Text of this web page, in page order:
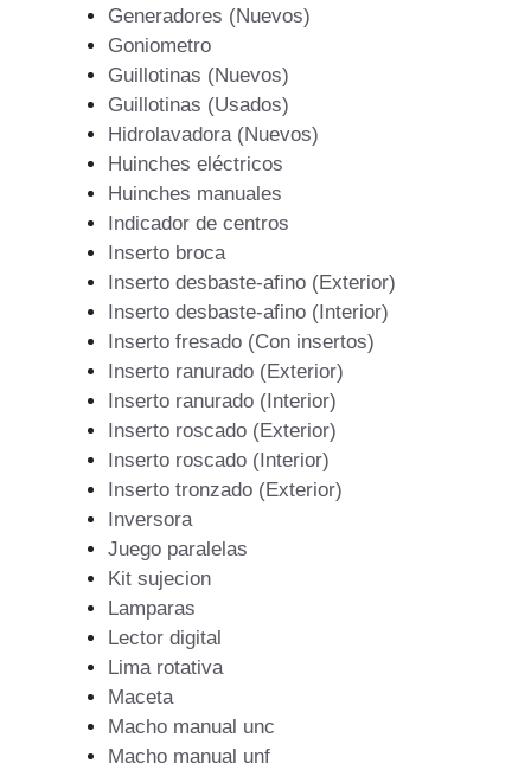
Generadores (Nuevos)
Goniometro
Guillotinas (Nuevos)
Guillotinas (Usados)
Hidrolavadora (Nuevos)
Huinches eléctricos
Huinches manuales
Indicador de centros
Inserto broca
Inserto desbaste-afino (Exterior)
Inserto desbaste-afino (Interior)
Inserto fresado (Con insertos)
Inserto ranurado (Exterior)
Inserto ranurado (Interior)
Inserto roscado (Exterior)
Inserto roscado (Interior)
Inserto tronzado (Exterior)
Inversora
Juego paralelas
Kit sujecion
Lamparas
Lector digital
Lima rotativa
Maceta
Macho manual unc
Macho manual unf